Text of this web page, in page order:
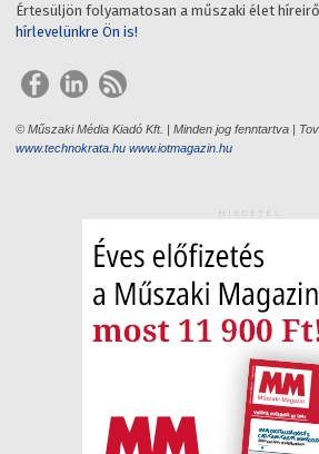
Értesüljön folyamatosan a műszaki élet
hírlevelünkre Ön is!
© Műszaki Média Kiadó Kft. | Minden jog fenntartva |
www.technokrata.hu www.iotmagazin.hu
HIRDETÉS